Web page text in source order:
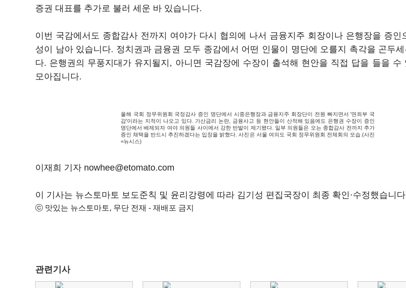
증권 대표를 추가로 불러 세운 바 있습니다.
이번 국감에서도 종합감사 전까지 여야가 다시 협의에 나서 금융지주 회장이나 은행장을 증인
성이 남아 있습니다. 정치권과 금융권 모두 종감에서 어떤 인물이 명단에 오를지 촉각을 곤두세
다. 은행권의 무풍지대가 유지될지, 아니면 국감장에 수장이 출석해 현안을 직접 답을 들을 수
모아집니다.
올해 국회 정무위원회 국정감사 증인 명단에서 시중은행장과 금융지주 회장단이 전원 빠지면서 '면죄부 국
감'이라는 지적이 나오고 있다. 가산금리 논란, 금융사고 등 현안들이 산적해 있음에도 은행권 수장이 증인
명단에서 배제되자 여야 의원들 사이에서 강한 반발이 제기됐다. 일부 의원들은 오는 종합감사 전까지 추가
증인 채택을 반드시 추진하겠다는 입장을 밝혔다. 사진은 서울 여의도 국회 정무위원회 전체회의 모습.(사진
=뉴시스)
이재희 기자 nowhee@etomato.com
이 기사는 뉴스토마토 보도준칙 및 윤리강령에 따라 김기성 편집국장이 최종 확인·수정했습니
ⓒ 맛있는 뉴스토마토, 무단 전재 - 재배포 금지
관련기사